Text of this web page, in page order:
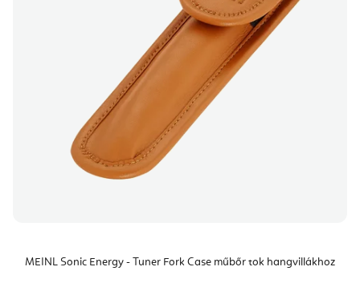
MEINL Sonic Energy - Tuner Fork Case műbőr tok hangvillákhoz